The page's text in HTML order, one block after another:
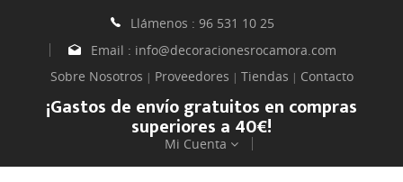
Llámenos : 96 531 10 25
Email : info@decoracionesrocamora.com
Sobre Nosotros | Proveedores | Tiendas | Contacto
¡Gastos de envío gratuitos en compras
superiores a 40€!
Mi Cuenta